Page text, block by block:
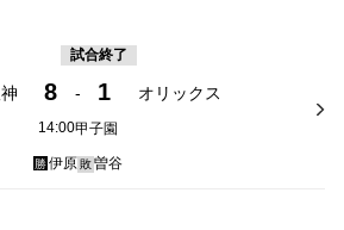
試合終了
8 - 1 オリックス
14:00甲子園
勝伊原敗曽谷